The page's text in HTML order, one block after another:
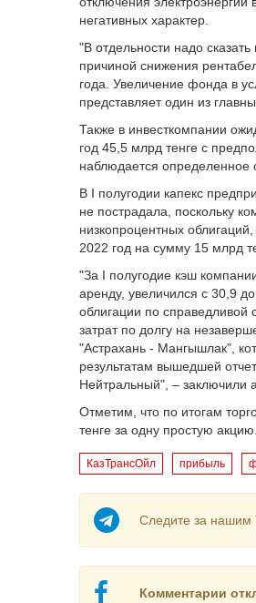
негативных характер.
"В отдельности надо
причиной снижения
года. Увеличение фонда в
представляет один из
Также в инвесткомпании
год 45,5 млрд тенге с
наблюдается определенное
В I полугодии капекс
не пострадала, поскольку
низкопроцентных
2022 год на сумму 15 млрд
"За I полугодие кэш
аренду, увеличился с 30,9
облигации по справедливой
затрат по долгу на
"Астрахань - Мангышлак",
результатам вышедшей
Нейтральный", – заключили
Отметим, что по итогам
тенге за одну простую акцию.
КазТрансОйл прибыль
Следите за нашим
Комментарии